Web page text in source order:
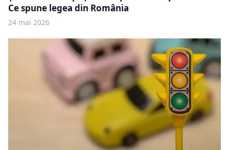
Ce spune legea din România
24 mai 2026